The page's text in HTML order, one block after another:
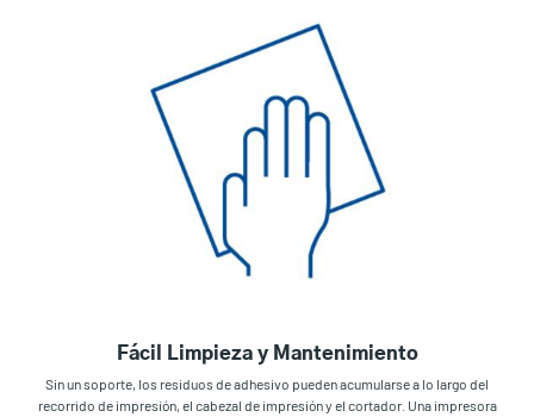
Fácil Limpieza y Mantenimiento
Sin un soporte, los residuos de adhesivo pueden acumularse a lo largo del
recorrido de impresión, el cabezal de impresión y el cortador. Una impresora